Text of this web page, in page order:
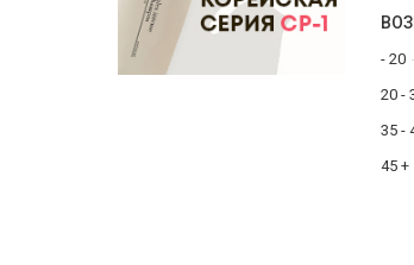
- 20
20 -
35 -
45 +